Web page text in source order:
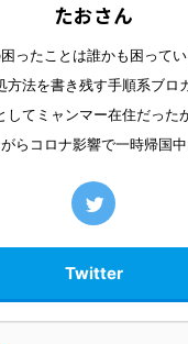
たおさん
ったことは誰かも困って
方法を書き残す手順系ブロ
してミャンマー在住だった
らコロナ影響で一時帰国中
Twitter